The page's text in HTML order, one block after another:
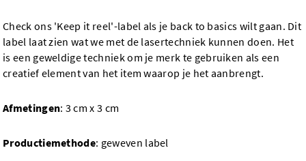
Check ons 'Keep it reel'-label als je back to basics wilt gaan. Dit
label laat zien wat we met de lasertechniek kunnen doen. Het
is een geweldige techniek om je merk te gebruiken als een
creatief element van het item waarop je het aanbrengt.
Afmetingen: 3 cm x 3 cm
Productiemethode: geweven label